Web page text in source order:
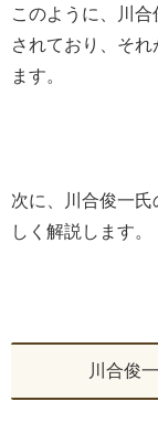
このように、川
されており、そ
ます。
次に、川合俊一
しく解説します。
川合俊